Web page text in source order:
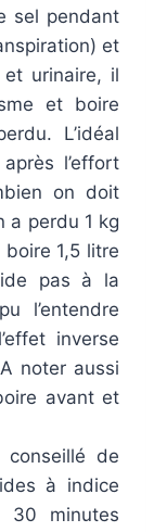
sel pendant
et
urinaire, il
et boire
L’idéal
l’effort
on doit
a perdu 1 kg
1,5 litre
pas à la
l’entendre
inverse
noter aussi
avant et
de
à indice
30 minutes